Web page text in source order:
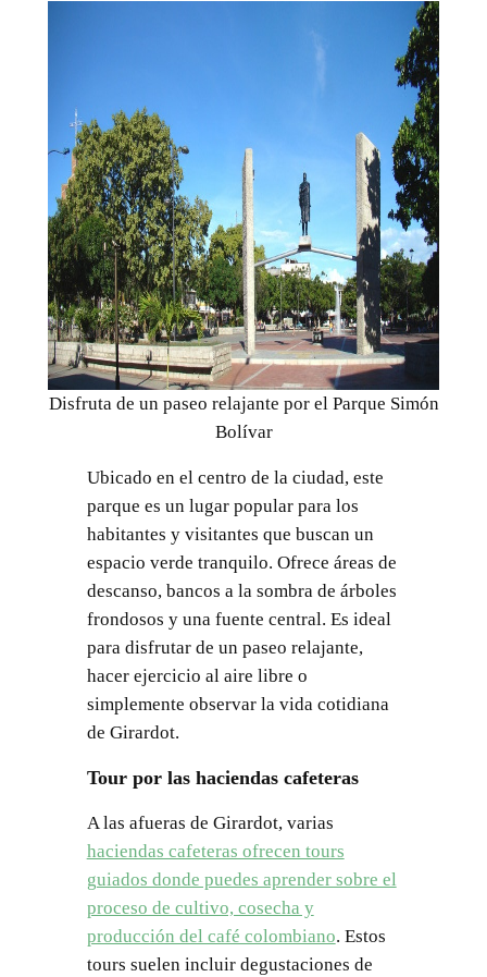
Disfruta de un paseo relajante por el Parque Simón
Bolívar
Ubicado en el centro de la ciudad, este
parque es un lugar popular para los
habitantes y visitantes que buscan un
espacio verde tranquilo. Ofrece áreas de
descanso, bancos a la sombra de árboles
frondosos y una fuente central. Es ideal
para disfrutar de un paseo relajante,
hacer ejercicio al aire libre o
simplemente observar la vida cotidiana
de Girardot.
Tour por las haciendas cafeteras
A las afueras de Girardot, varias
haciendas cafeteras ofrecen tours
guiados donde puedes aprender sobre el
proceso de cultivo, cosecha y
producción del café colombiano. Estos
tours suelen incluir degustaciones de